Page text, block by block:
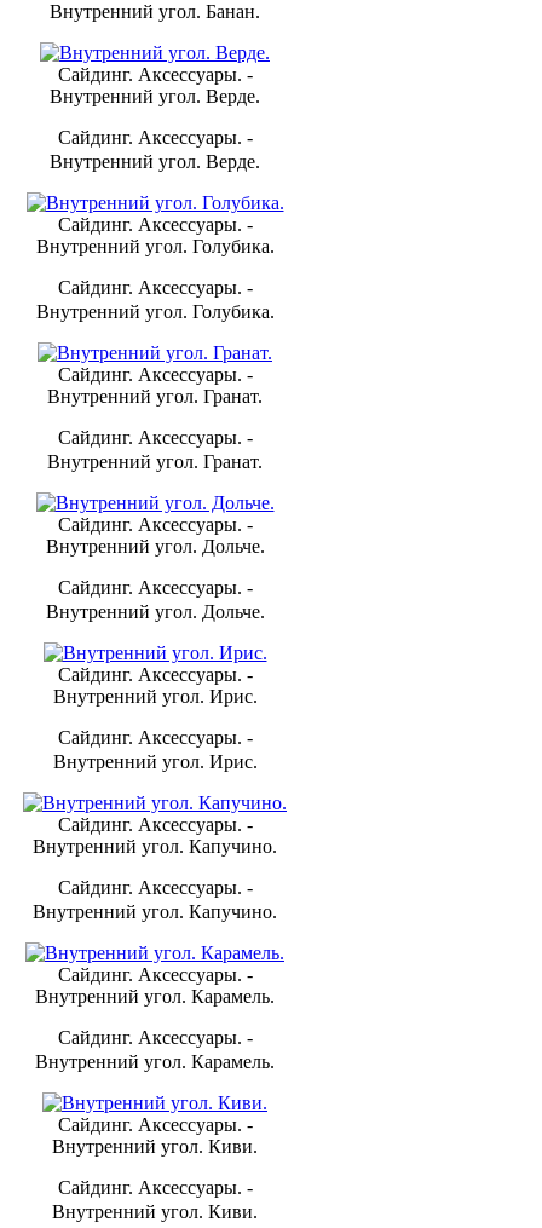
Внутренний угол. Банан.
Сайдинг. Аксессуары. -
Внутренний угол. Верде.
Сайдинг. Аксессуары. -
Внутренний угол. Верде.
Сайдинг. Аксессуары. -
Внутренний угол. Голубика.
Сайдинг. Аксессуары. -
Внутренний угол. Голубика.
Сайдинг. Аксессуары. -
Внутренний угол. Гранат.
Сайдинг. Аксессуары. -
Внутренний угол. Гранат.
Сайдинг. Аксессуары. -
Внутренний угол. Дольче.
Сайдинг. Аксессуары. -
Внутренний угол. Дольче.
Сайдинг. Аксессуары. -
Внутренний угол. Ирис.
Сайдинг. Аксессуары. -
Внутренний угол. Ирис.
Сайдинг. Аксессуары. -
Внутренний угол. Капучино.
Сайдинг. Аксессуары. -
Внутренний угол. Капучино.
Сайдинг. Аксессуары. -
Внутренний угол. Карамель.
Сайдинг. Аксессуары. -
Внутренний угол. Карамель.
Сайдинг. Аксессуары. -
Внутренний угол. Киви.
Сайдинг. Аксессуары. -
Внутренний угол. Киви.